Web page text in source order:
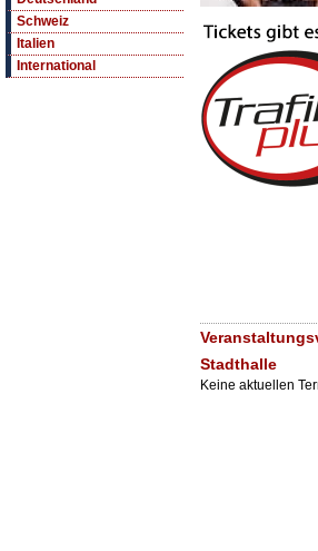
Schweiz
Italien
International
Stadthalle
Keine aktuellen